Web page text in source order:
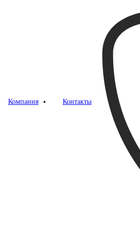
Компания Контакты
опыт ИТ-
опыт ИТ-лидеров. Конференция
об успешных и неудачных кейсах
площадке форума присутствовало